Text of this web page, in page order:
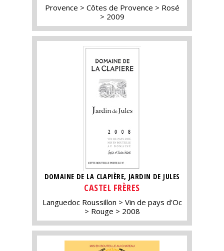
Provence Côtes de Provence
Rosé
2009
DOMAINE DE LA CLAPIÈRE, JARDIN DE JULES
CASTEL FRÈRES
Languedoc Roussillon
Vin de pays d'Oc
Rouge
2008